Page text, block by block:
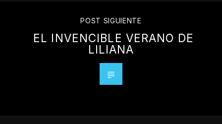
POST SIGUIENTE
EL INVENCIBLE VERANO DE
LILIANA